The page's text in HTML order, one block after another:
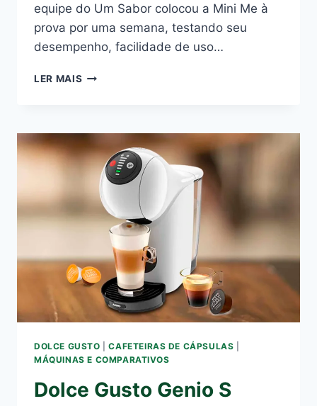
equipe do Um Sabor colocou a Mini Me à
prova por uma semana, testando seu
desempenho, facilidade de uso…
LER MAIS CAFETEIRA
ME:
REVIEW
COMPLETO
COM
PRÓS,
CONTRAS
E
AVALIAÇÃO
TÉCNICA
DOLCE GUSTO |CAFETEIRAS DE CÁPSULAS
MÁQUINAS E COMPARATIVOS
Dolce Gusto Genio S